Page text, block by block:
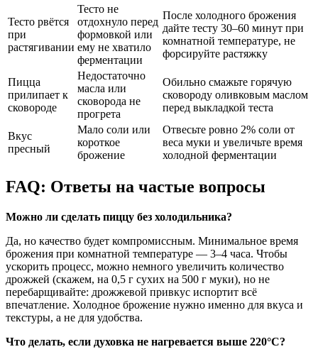
Тесто рвётся
при
растягивании
Тесто не
отдохнуло перед
формовкой или
ему не хватило
ферментации
После холодного брожения
дайте тесту 30–60 минут при
комнатной температуре, не
форсируйте растяжку
Пицца
прилипает к
сковороде
Недостаточно
масла или
сковорода не
прогрета
Обильно смажьте горячую
сковороду оливковым маслом
перед выкладкой теста
Вкус
пресный
Мало соли или
короткое
брожение
Отвесьте ровно 2% соли от
веса муки и увеличьте время
холодной ферментации
FAQ: Ответы на частые вопросы
Можно ли сделать пиццу без холодильника?
Да, но качество будет компромиссным. Минимальное время
брожения при комнатной температуре — 3–4 часа. Чтобы
ускорить процесс, можно немного увеличить количество
дрожжей (скажем, на 0,5 г сухих на 500 г муки), но не
перебарщивайте: дрожжевой привкус испортит всё
впечатление. Холодное брожение нужно именно для вкуса и
текстуры, а не для удобства.
Что делать, если духовка не нагревается выше 220°C?